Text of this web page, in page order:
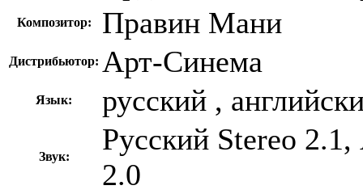
Композитор: Правин Мани
Дистрибьютор: Арт-Синема
Язык: русский ,
Звук:
Русский Stereo
2.0